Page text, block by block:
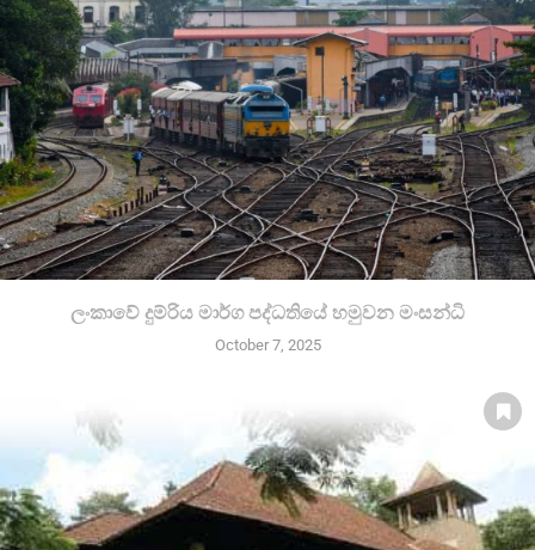
ලංකාවේ දුම්රිය මාර්ග පද්ධතියේ හමුවන මංසන්ධි
October 7, 2025